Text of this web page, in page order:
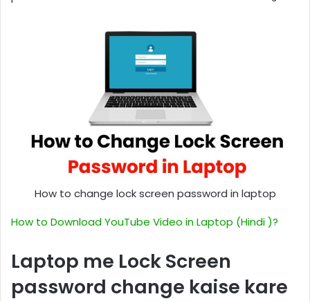
How to change lock screen password in laptop
How to Download YouTube Video in Laptop (Hindi )?
Laptop me Lock Screen
password change kaise kare